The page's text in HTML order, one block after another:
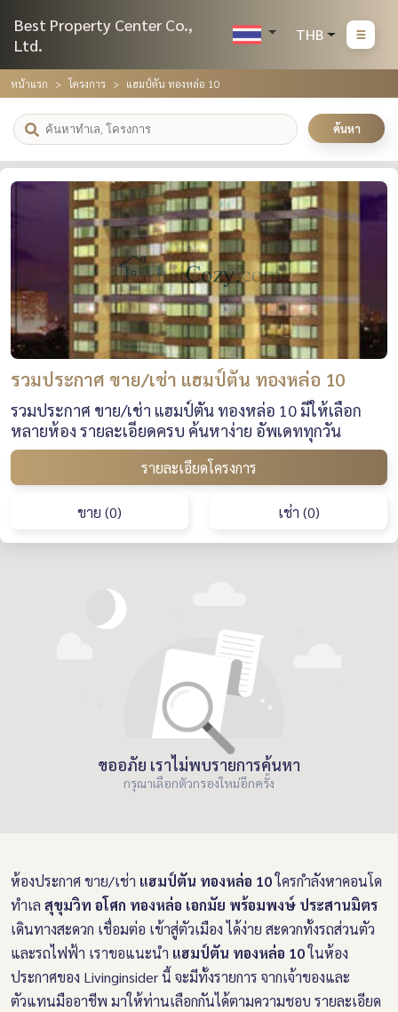
Best Property Center Co.,
Ltd.
THB
หน้าแรก โครงการ แฮมป์ตัน ทองหล่อ 10
ค้นหา
รวมประกาศ ขาย/เช่า แฮมป์ตัน ทองหล่อ 10
รวมประกาศ ขาย/เช่า แฮมป์ตัน ทองหล่อ 10 มีให้เลือก
หลายห้อง รายละเอียดครบ ค้นหาง่าย อัพเดททุกวัน
รายละเอียดโครงการ
ขาย (0) เช่า (0)
ขออภัย เราไม่พบรายการค้นหา
กรุณาเลือกตัวกรองใหม่อีกครั้ง
ห้องประกาศ ขาย/เช่า แฮมป์ตัน ทองหล่อ 10ใครกำลังหาคอนโด
ทำเล สุขุมวิท อโศก ทองหล่อ เอกมัย พร้อมพงษ์ ประสานมิตร
เดินทางสะดวก เชื่อมต่อ เข้าสู่ตัวเมือง ได้ง่าย สะดวกทั้งรถส่วนตัว
และรถไฟฟ้า เราขอแนะนำ แฮมป์ตัน ทองหล่อ 10ในห้อง
ประกาศของ Livinginsider นี้ จะมีทั้งรายการ จากเจ้าของและ
ตัวแทนมืออาชีพ มาให้ท่านเลือกกันได้ตามความชอบ รายละเอียด